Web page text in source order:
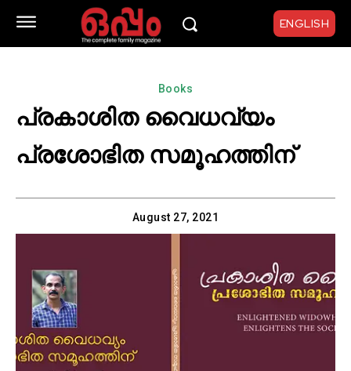
ENGLISH
Books
പ്രകാശിത വൈധവ്യം
പ്രശോഭിത സമൂഹത്തിന്
August 27, 2021